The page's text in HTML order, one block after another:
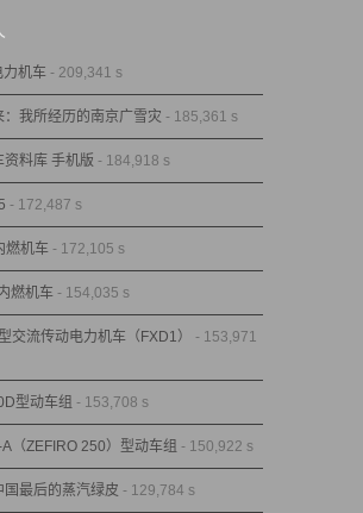
力机车 - 209,341 s
：我所经历的南京广雪灾 - 185,361 s
资料库 手机版 - 184,918 s
- 172,487 s
燃机车 - 172,105 s
燃机车 - 154,035 s
交流传动电力机车（FXD1）
- 153,971
型动车组 - 153,708 s
（ZEFIRO 250）型动车组 - 150,922 s
国最后的蒸汽绿皮 - 129,784 s